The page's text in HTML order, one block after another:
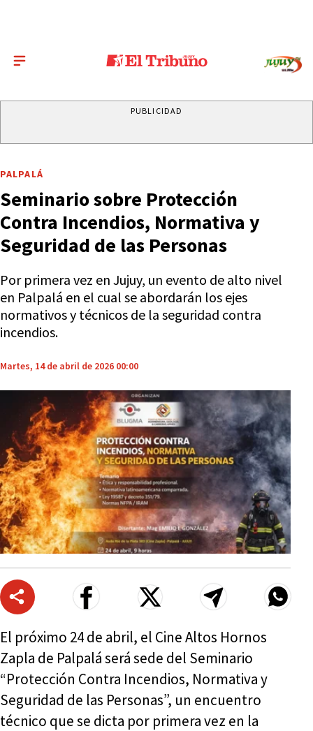
PUBLICIDAD
PALPALÁ
Seminario sobre Protección
Contra Incendios, Normativa y
Seguridad de las Personas
Por primera vez en Jujuy, un evento de alto nivel
en Palpalá en el cual se abordarán los ejes
normativos y técnicos de la seguridad contra
incendios.
Martes, 14 de abril de 2026 00:00
El próximo 24 de abril, el Cine Altos Hornos
Zapla de Palpalá será sede del Seminario
“Protección Contra Incendios, Normativa y
Seguridad de las Personas”, un encuentro
técnico que se dicta por primera vez en la